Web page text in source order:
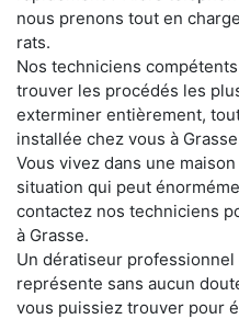
nous prenons tout en
rats.
Nos techniciens
trouver les procédés les
exterminer entièrement,
installée chez vous à
Vous vivez dans une
situation qui peut
contactez nos techniciens
à Grasse.
Un dératiseur
représente sans aucun
vous puissiez trouver pour